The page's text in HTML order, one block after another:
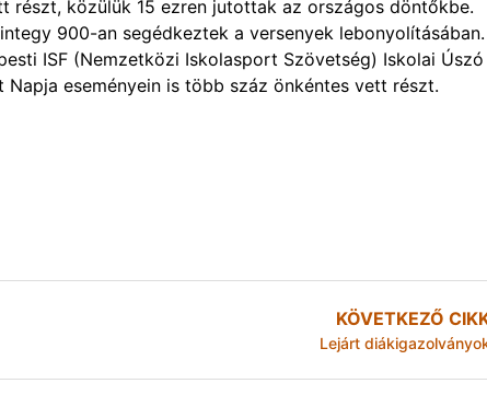
részt, közülük 15 ezren jutottak az országos döntőkbe.
900-an segédkeztek a versenyek lebonyolításában.
ISF (Nemzetközi Iskolasport Szövetség) Iskolai Úszó
eseményein is több száz önkéntes vett részt.
KÖVETKEZŐ
Lejárt